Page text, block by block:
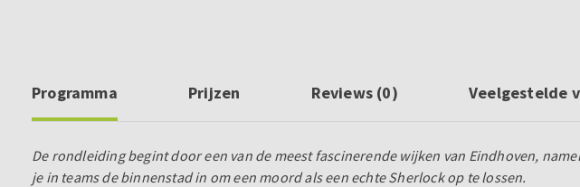
Programma Prijzen Reviews (0) Veelgestelde
De rondleiding begint door een van de meest fascinerende wijken van Eindhoven,
je in teams de binnenstad in om een moord als een echte Sherlock op te lossen.